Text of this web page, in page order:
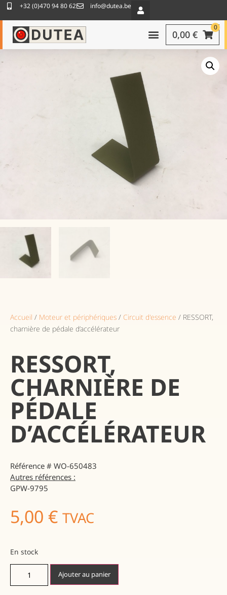
+32 (0)470 94 80 62 info@dutea.be
0
0,00 €
Accueil / Moteur et périphériques / Circuit d'essence / RESSORT,
charnière de pédale d’accélérateur
RESSORT,
CHARNIÈRE DE
PÉDALE
D’ACCÉLÉRATEUR
Référence # WO-650483
Autres références :
GPW-9795
5,00 € TVAC
En stock
Ajouter au panier